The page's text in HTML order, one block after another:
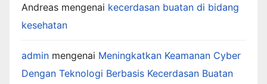
Andreas mengenai kecerdasan buatan di bidang
kesehatan
admin mengenai Meningkatkan Keamanan Cyber
Dengan Teknologi Berbasis Kecerdasan Buatan